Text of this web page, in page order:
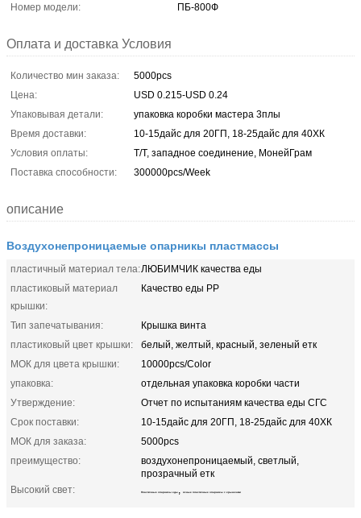
Номер модели:
ПБ-800Ф
Оплата и доставка Условия
Количество мин заказа:
5000pcs
Цена:
USD 0.215-USD 0.24
Упаковывая детали:
упаковка коробки мастера 3плы
Время доставки:
10-15дайс для 20ГП, 18-25дайс для 40ХК
Условия оплаты:
Т/Т, западное соединение, МонейГрам
Поставка способности:
300000pcs/Week
описание
Воздухонепроницаемые опарникы пластмассы
пластичный материал тела:ЛЮБИМЧИК качества еды
пластиковый материал
крышки:
Качество еды PP
Тип запечатывания:
Крышка винта
пластиковый цвет крышки:
белый, желтый, красный, зеленый етк
МОК для цвета крышки:
10000pcs/Color
упаковка:
отдельная упаковка коробки части
Утверждение:
Отчет по испытаниям качества еды СГС
Срок поставки:
10-15дайс для 20ГП, 18-25дайс для 40ХК
МОК для заказа:
5000pcs
преимущество:
воздухонепроницаемый, светлый,
прозрачный етк
Высокий свет:
Пластичные опарникы еды , ясные пластичные опарникы с крышками